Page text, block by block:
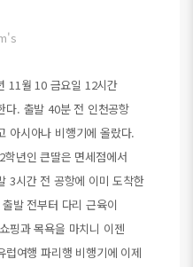
11월 10 금요일 12시간
다. 출발 40분 전 인천공항
아시아나 비행기에 올랐다.
년인 큰딸은 면세점에서
3시간 전 공항에 이미 도착한
발 전부터 다리 근육이
핑과 목욕을 마치니 이젠
여행 파리행 비행기에 이제